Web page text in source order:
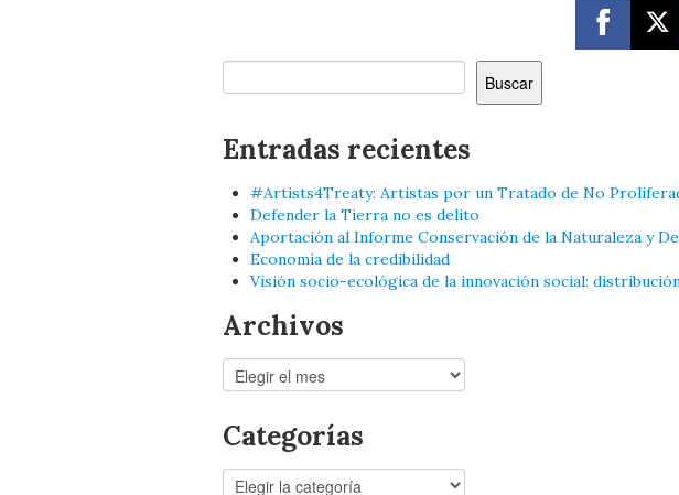
Buscar
Buscar
Entradas recientes
#Artists4Treaty: Artistas por un Tratado de No
Defender la Tierra no es delito
Aportación al Informe Conservación de la Naturaleza y
Economía de la credibilidad
Visión socio-ecológica de la innovación social:
Archivos
Archivos
Categorías
Categorías